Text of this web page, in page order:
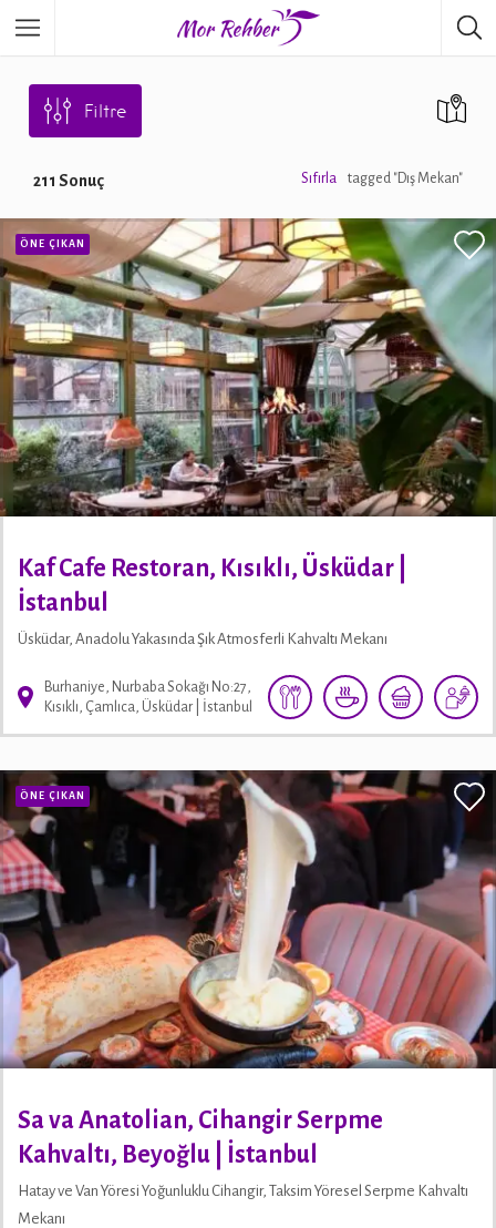
Filtre
211 Sonuç tagged "Dış Mekan"
Sıfırla
ÖNE ÇIKAN
Kaf Cafe Restoran, Kısıklı, Üsküdar |
İstanbul
Üsküdar, Anadolu Yakasında Şık Atmosferli Kahvaltı Mekanı
Burhaniye, Nurbaba Sokağı No:27,
Kısıklı, Çamlıca, Üsküdar | İstanbul
ÖNE ÇIKAN
Sa va Anatolian, Cihangir Serpme
Kahvaltı, Beyoğlu | İstanbul
Hatay ve Van Yöresi Yoğunluklu Cihangir, Taksim Yöresel Serpme Kahvaltı
Mekanı